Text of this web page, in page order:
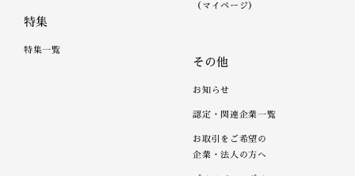
特集
特集一覧
（マイページ）
その他
お知らせ
認定・関連企業一覧
お取引をご希望の
企業・法人の方へ